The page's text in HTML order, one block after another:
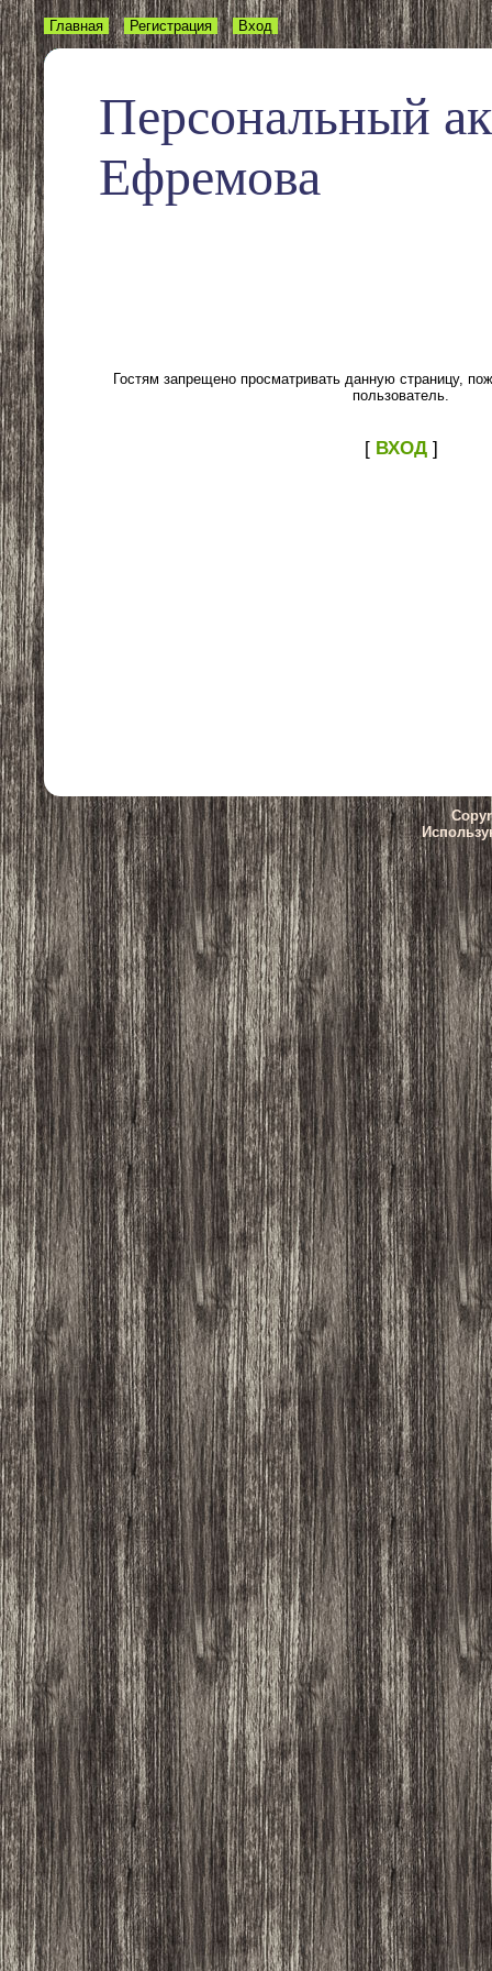
Персональный
Ефремова
Главная Регистрация Вход
Гостям запрещено просматривать данную страницу,
пользователь.
[ ВХОД]